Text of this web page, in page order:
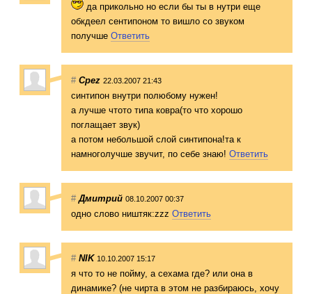
да прикольно но если бы ты в нутри еще
обкдеел сентипоном то вишло со звуком
получше Ответить
# Cpez 22.03.2007 21:43
синтипон внутри полюбому нужен!
а лучше чтото типа ковра(то что хорошо
поглащает звук)
а потом небольшой слой синтипона!та к
намноголучше звучит, по себе знаю! Ответить
# Дмитрий 08.10.2007 00:37
одно слово ништяк:zzz Ответить
# NIK 10.10.2007 15:17
я что то не пойму, а сехама где? или она в
динамике? (не чирта в этом не разбираюсь, хочу